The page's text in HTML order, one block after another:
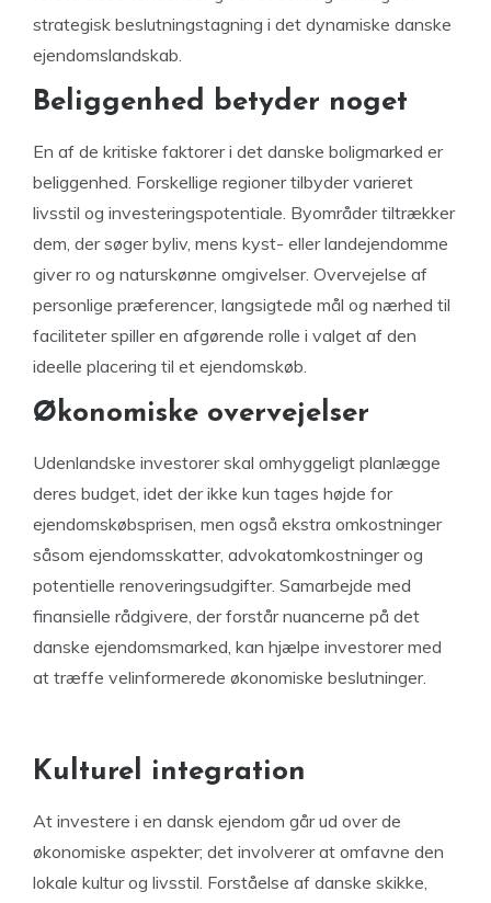
strategisk beslutningstagning i det dynamiske danske
ejendomslandskab.
Beliggenhed betyder noget
En af de kritiske faktorer i det danske boligmarked er
beliggenhed. Forskellige regioner tilbyder varieret
livsstil og investeringspotentiale. Byområder tiltrækker
dem, der søger byliv, mens kyst- eller landejendomme
giver ro og naturskønne omgivelser. Overvejelse af
personlige præferencer, langsigtede mål og nærhed til
faciliteter spiller en afgørende rolle i valget af den
ideelle placering til et ejendomskøb.
Økonomiske overvejelser
Udenlandske investorer skal omhyggeligt planlægge
deres budget, idet der ikke kun tages højde for
ejendomskøbsprisen, men også ekstra omkostninger
såsom ejendomsskatter, advokatomkostninger og
potentielle renoveringsudgifter. Samarbejde med
finansielle rådgivere, der forstår nuancerne på det
danske ejendomsmarked, kan hjælpe investorer med
at træffe velinformerede økonomiske beslutninger.
Kulturel integration
At investere i en dansk ejendom går ud over de
økonomiske aspekter; det involverer at omfavne den
lokale kultur og livsstil. Forståelse af danske skikke,